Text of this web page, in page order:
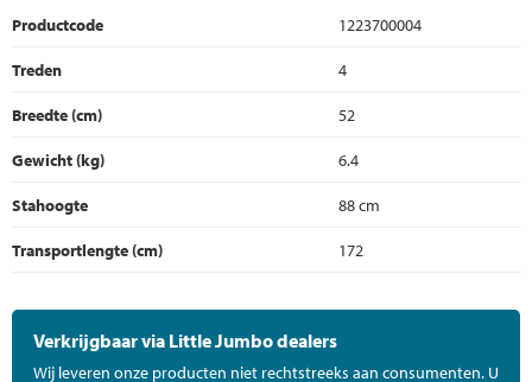
Productcode
1223700004
Treden
4
Breedte (cm)
52
Gewicht (kg)
6.4
Stahoogte
88 cm
Transportlengte (cm)
172
Verkrijgbaar via Little Jumbo dealers
Wij leveren onze producten niet rechtstreeks aan consumenten. U